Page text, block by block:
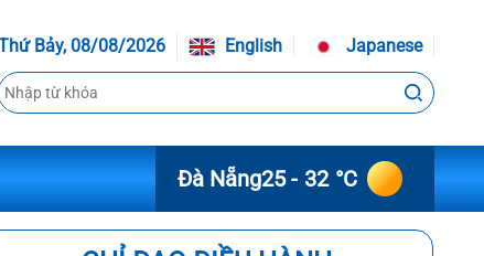
Bảy, 08/08/2026 English Japanese
Đà Nẵng25 - 32 °C